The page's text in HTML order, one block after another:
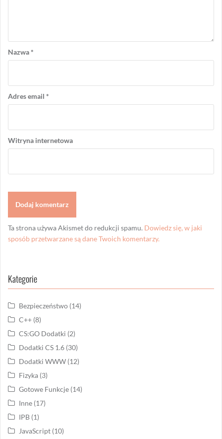
Nazwa*
Adres email *
Witryna internetowa
Ta strona używa Akismet do redukcji spamu. Dowiedz się, w jaki
sposób przetwarzane są dane Twoich komentarzy.
Kategorie
Bezpieczeństwo (14)
C++ (8)
CS:GO Dodatki (2)
Dodatki CS 1.6 (30)
Dodatki WWW (12)
Fizyka (3)
Gotowe Funkcje (14)
Inne (17)
IPB (1)
JavaScript (10)